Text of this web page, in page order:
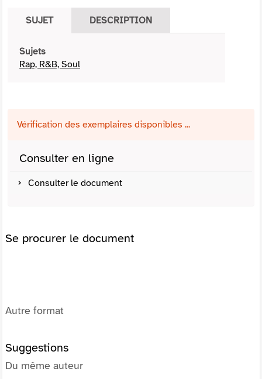
SUJET DESCRIPTION
Sujets
Rap, R&B, Soul
Vérification des exemplaires disponibles ...
Consulter en ligne
Consulter le document
Se procurer le document
Autre format
Suggestions
Du même auteur